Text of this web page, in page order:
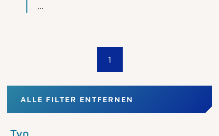
...
1
ALLE FILTER ENTFERNEN
Typ